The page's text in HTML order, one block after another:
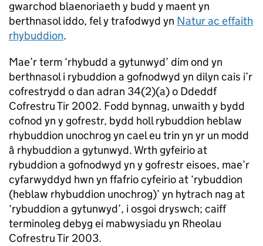
gwarchod blaenoriaeth y budd y maent yn
berthnasol iddo, fel y trafodwyd yn Natur ac effaith
rhybuddion.
Mae’r term ‘rhybudd a gytunwyd’ dim ond yn
berthnasol i rybuddion a gofnodwyd yn dilyn cais i’r
cofrestrydd o dan adran 34(2)(a) o Ddeddf
Cofrestru Tir 2002. Fodd bynnag, unwaith y bydd
cofnod yn y gofrestr, bydd holl rybuddion heblaw
rhybuddion unochrog yn cael eu trin yn yr un modd
â rhybuddion a gytunwyd. Wrth gyfeirio at
rybuddion a gofnodwyd yn y gofrestr eisoes, mae’r
cyfarwyddyd hwn yn ffafrio cyfeirio at ‘rybuddion
(heblaw rhybuddion unochrog)’ yn hytrach nag at
‘rybuddion a gytunwyd’, i osgoi dryswch; caiff
terminoleg debyg ei mabwysiadu yn Rheolau
Cofrestru Tir 2003.